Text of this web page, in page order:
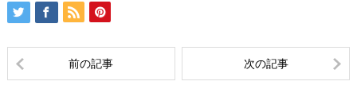
前の記事 次の記事